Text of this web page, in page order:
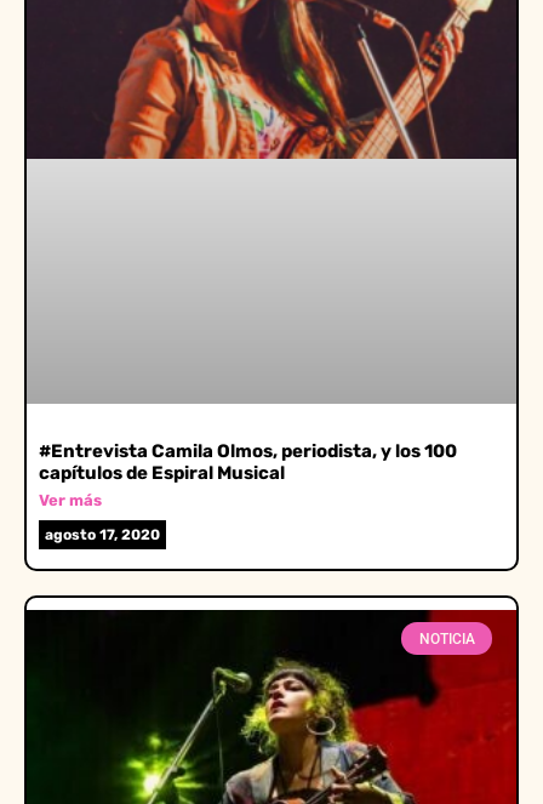
#Entrevista Camila Olmos, periodista, y los 100
capítulos de Espiral Musical
Ver más
agosto 17, 2020
NOTICIA